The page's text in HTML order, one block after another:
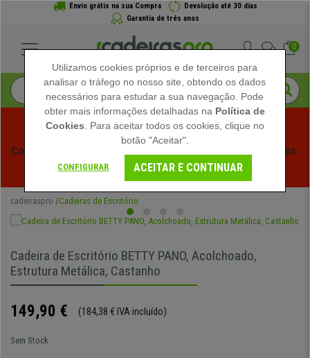
Envio grátis na sua Compra
Devolução até 30 dias
Garantia de três anos
0
Começam os Saldos de Verão em Cadeiraspro! Descontos
Exclusivos por Tempo Limitado - Ver Promoção
cadeiraspro Cadeiras de Escritório
Cadeira de Escritório BETTY PANO, Acolchoado,
Estrutura Metálica, Castanho
149,90 € (184,38 € IVA incluído)
Sem Stock
Utilizamos cookies próprios e de terceiros para
analisar o tráfego no nosso site, obtendo os dados
necessários para estudar a sua navegação. Pode
obter mais informações detalhadas na Política de
Cookies . Para aceitar todos os cookies, clique no
botão "Aceitar".
CONFIGURAR ACEITAR E CONTINUAR